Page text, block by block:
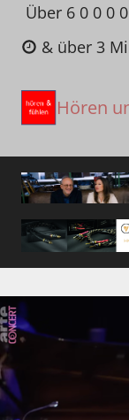
Zum
Inhalt
springen
Über 6 0 0 0
& über 3
Hören